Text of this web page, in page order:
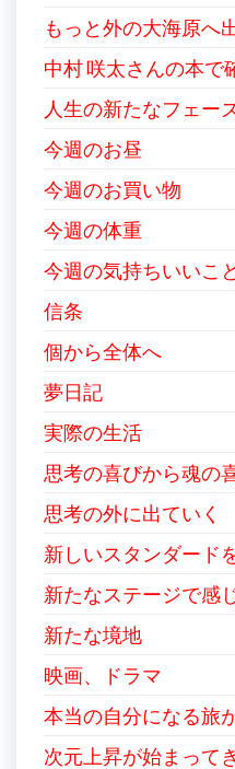
もっと外の大海原へ
中村 咲太さんの本で
人生の新たなフェー
今週のお昼
今週のお買い物
今週の体重
今週の気持ちいいこと
信条
個から全体へ
夢日記
実際の生活
思考の喜びから魂の
思考の外に出ていく
新しいスタンダード
新たなステージで感
新たな境地
映画、ドラマ
本当の自分になる旅
次元上昇が始まって